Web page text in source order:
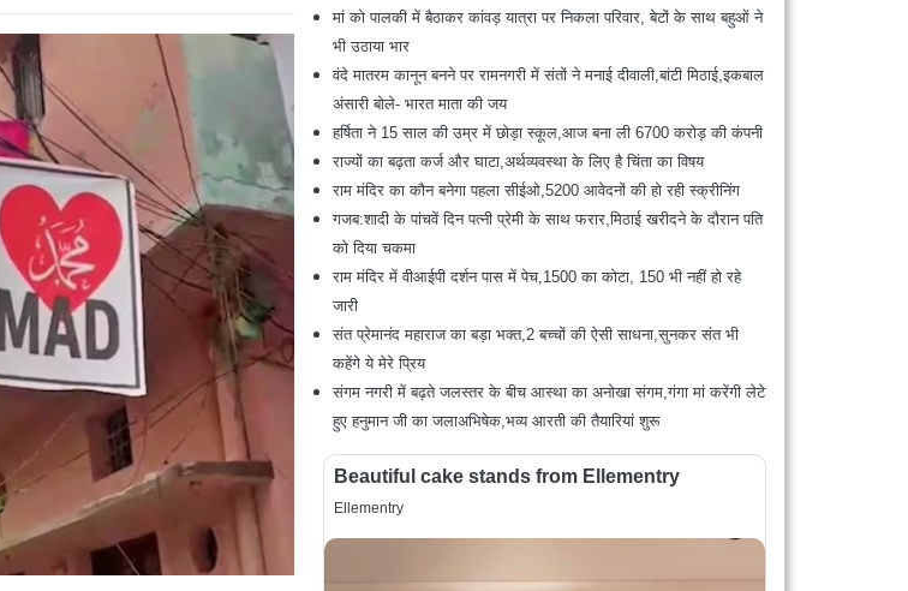
मां को पालकी में बैठाकर कांवड़ यात्रा पर निकला परिवार, बेटों के साथ बहुओं ने
भी उठाया भार
वंदे मातरम कानून बनने पर रामनगरी में संतों ने मनाई दीवाली,बांटी मिठाई,इकबाल
अंसारी बोले- भारत माता की जय
हर्षिता ने 15 साल की उम्र में छोड़ा स्कूल,आज बना ली 6700 करोड़ की कंपनी
राज्यों का बढ़ता कर्ज और घाटा,अर्थव्यवस्था के लिए है चिंता का विषय
राम मंदिर का कौन बनेगा पहला सीईओ,5200 आवेदनों की हो रही स्क्रीनिंग
गजब:शादी के पांचवें दिन पत्नी प्रेमी के साथ फरार,मिठाई खरीदने के दौरान पति
को दिया चकमा
राम मंदिर में वीआईपी दर्शन पास में पेच,1500 का कोटा, 150 भी नहीं हो रहे
जारी
संत प्रेमानंद महाराज का बड़ा भक्त,2 बच्चों की ऐसी साधना,सुनकर संत भी
कहेंगे ये मेरे प्रिय
संगम नगरी में बढ़ते जलस्तर के बीच आस्था का अनोखा संगम,गंगा मां करेंगी लेटे
हुए हनुमान जी का जलाअभिषेक,भव्य आरती की तैयारियां शुरू
Beautiful cake stands from Ellementry
Ellementry